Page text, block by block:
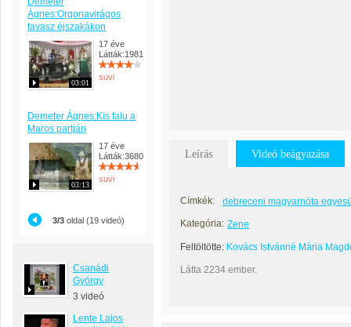
Ágnes:Orgonavirágos
tavasz éjszakákon
03:01
17 éve
Látták:1981
suvi
Demeter Ágnes:Kis falu a
Maros partján
03:13
17 éve
Látták:3680
suvi
3/3 oldal (19 videó)
Csanádi
György
3 videó
Lente Lajos
Leírás Videó beágyazása
Címkék:
debreceni magyarnóta
Kategória: Zene
Feltöltötte: Kovács Istvánné Mária
Látta 2234 ember.